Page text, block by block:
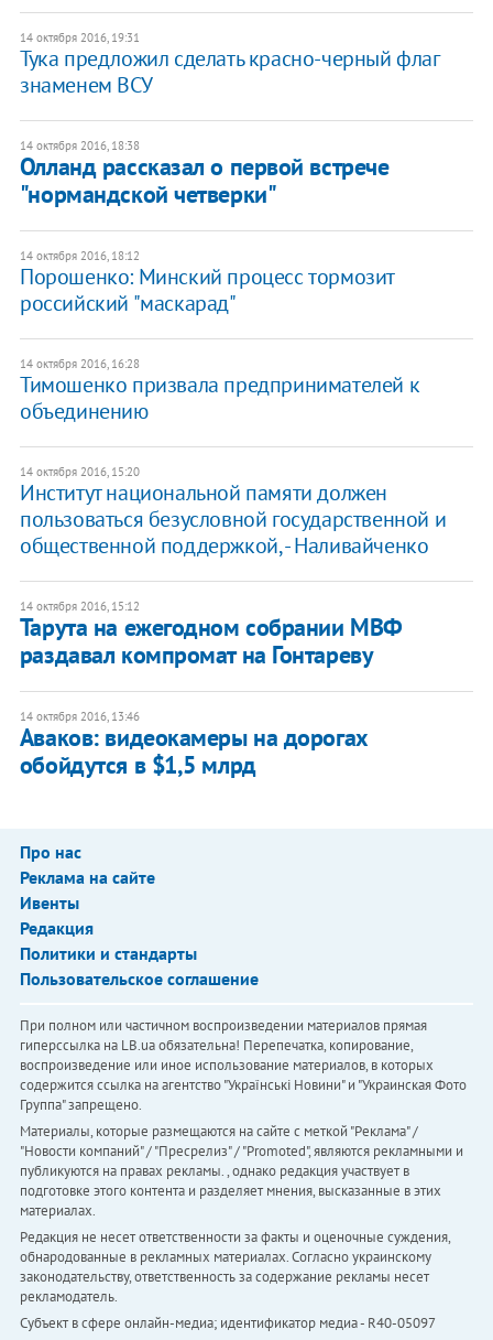
14 октября 2016, 19:31
Тука предложил сделать красно-черный флаг
знаменем ВСУ
14 октября 2016, 18:38
Олланд рассказал о первой встрече
"нормандской четверки"
14 октября 2016, 18:12
Порошенко: Минский процесс тормозит
российский "маскарад"
14 октября 2016, 16:28
Тимошенко призвала предпринимателей к
объединению
14 октября 2016, 15:20
Институт национальной памяти должен
пользоваться безусловной государственной и
общественной поддержкой, - Наливайченко
14 октября 2016, 15:12
Тарута на ежегодном собрании МВФ
раздавал компромат на Гонтареву
14 октября 2016, 13:46
Аваков: видеокамеры на дорогах
обойдутся в $1,5 млрд
Про нас
Реклама на сайте
Ивенты
Редакция
Политики и стандарты
Пользовательское соглашение
При полном или частичном воспроизведении материалов прямая
гиперссылка на LB.ua обязательна! Перепечатка, копирование,
воспроизведение или иное использование материалов, в которых
содержится ссылка на агентство "Українськi Новини" и "Украинская Фото
Группа" запрещено.
Материалы, которые размещаются на сайте с меткой "Реклама" /
"Новости компаний" / "Пресрелиз" / "Promoted", являются рекламными и
публикуются на правах рекламы. , однако редакция участвует в
подготовке этого контента и разделяет мнения, высказанные в этих
материалах.
Редакция не несет ответственности за факты и оценочные суждения,
обнародованные в рекламных материалах. Согласно украинскому
законодательству, ответственность за содержание рекламы несет
рекламодатель.
Субъект в сфере онлайн-медиа; идентификатор медиа - R40-05097